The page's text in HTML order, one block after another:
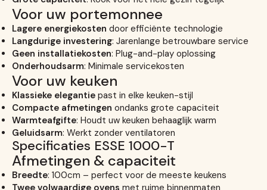
Voor uw portemonnee
Lagere energiekosten door efficiënte technologie
Langdurige investering: Jarenlange betrouwbare service
Geen installatiekosten: Plug-and-play oplossing
Onderhoudsarm: Minimale servicekosten
Voor uw keuken
Klassieke elegantie past in elke keuken-stijl
Compacte afmetingen ondanks grote capaciteit
Warmteafgifte: Houdt uw keuken behaaglijk warm
Geluidsarm: Werkt zonder ventilatoren
Specificaties ESSE 1000-T
Afmetingen & capaciteit
Breedte: 100cm – perfect voor de meeste keukens